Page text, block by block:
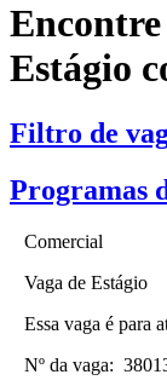
Estágio
Filtro de
Programas
Comercial
Vaga de Estágio
Essa vaga é para
Nº da vaga: